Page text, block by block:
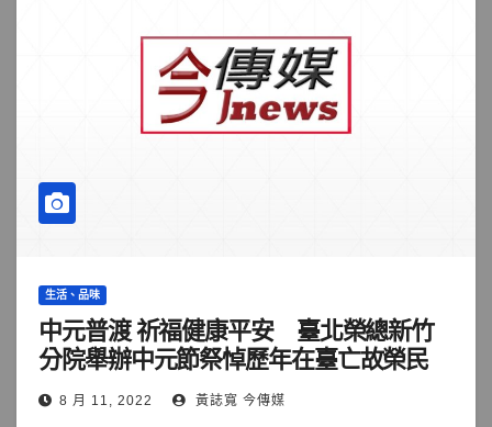
生活、品味
中元普渡 祈福健康平安 臺北榮總新竹
分院舉辦中元節祭悼歷年在臺亡故榮民
8 月 11, 2022 黃誌寬 今傳媒